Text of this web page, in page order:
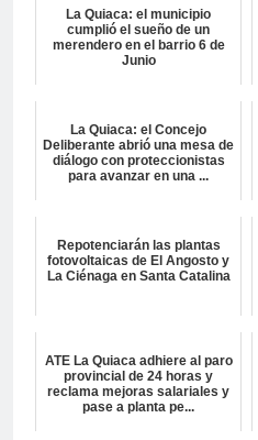
La Quiaca: el municipio
cumplió el sueño de un
merendero en el barrio 6 de
Junio
La Quiaca: el Concejo
Deliberante abrió una mesa de
diálogo con proteccionistas
para avanzar en una ...
Repotenciarán las plantas
fotovoltaicas de El Angosto y
La Ciénaga en Santa Catalina
ATE La Quiaca adhiere al paro
provincial de 24 horas y
reclama mejoras salariales y
pase a planta pe...